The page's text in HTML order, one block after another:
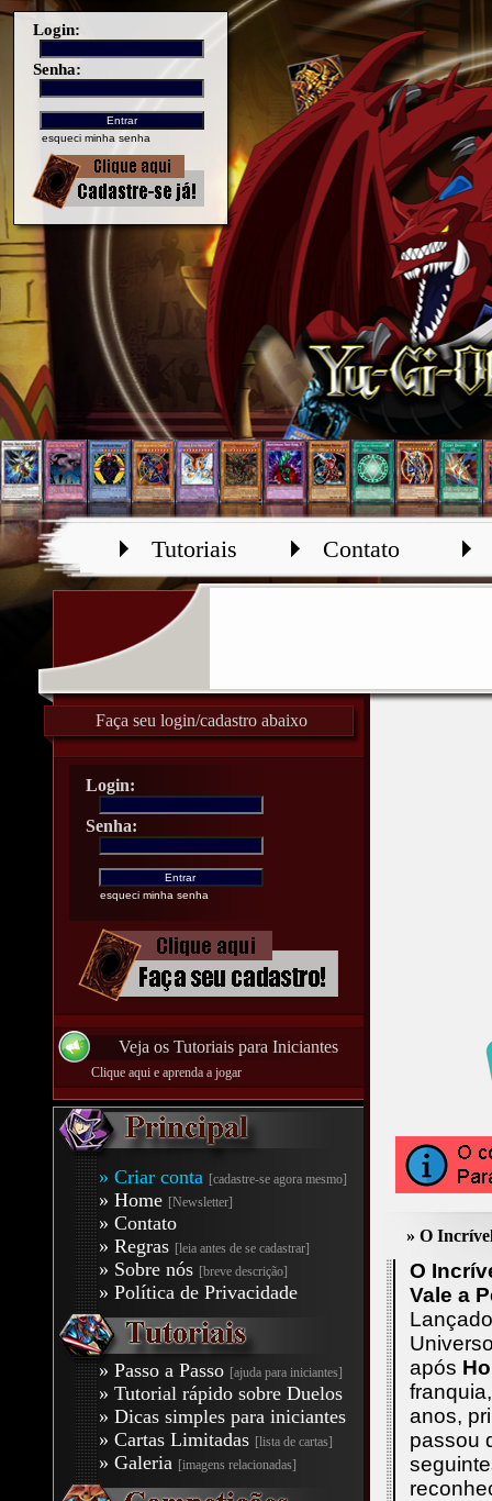
Login:
Senha:
esqueci minha senha
Tutoriais Contato
Faça seu login/cadastro abaixo
Login:
Senha:
esqueci minha senha
Veja os Tutoriais para Iniciantes
Clique aqui e aprenda a jogar
» Criar conta [cadastre-se agora mesmo]
» Home [Newsletter]
» Contato
» Regras [leia antes de se cadastrar]
» Sobre nós [breve descrição]
» Política de Privacidade
» Passo a Passo [ajuda para iniciantes]
» Tutorial rápido sobre Duelos
» Dicas simples para iniciantes
» Cartas Limitadas [lista de cartas]
» Galeria [imagens relacionadas]
» O
O
Vale a
após
anos,
passou